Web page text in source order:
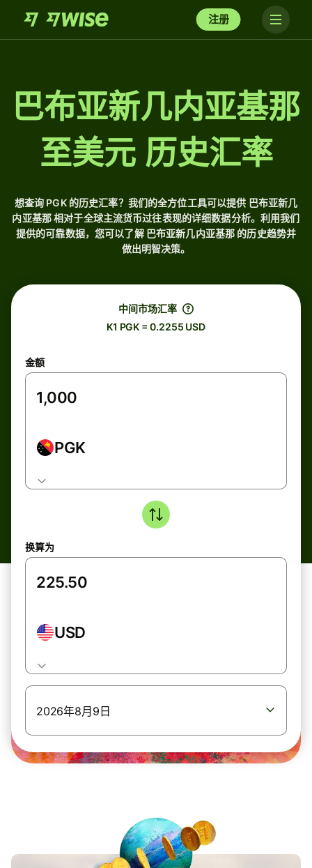
注册
巴布亚新几内亚基那
至美元 历史汇率
想查询 PGK 的历史汇率？我们的全方位工具可以提供 巴布亚新几
内亚基那 相对于全球主流货币过往表现的详细数据分析。利用我们
提供的可靠数据，您可以了解 巴布亚新几内亚基那 的历史趋势并
做出明智决策。
中间市场汇率
K1 PGK = 0.2255 USD
金额
PGK
换算为
USD
2026年8月9日